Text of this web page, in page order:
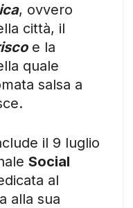
, ovvero
città, il
e la
quale
salsa a
il 9 luglio
Social
al
alla sua